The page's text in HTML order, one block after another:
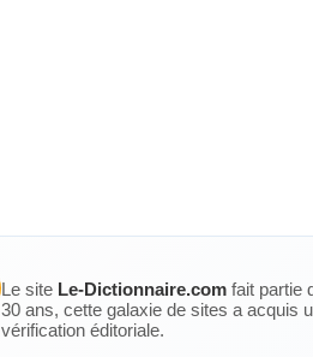
Le site Le-Dictionnaire.com fait partie
30 ans, cette galaxie de sites a acquis
vérification éditoriale.